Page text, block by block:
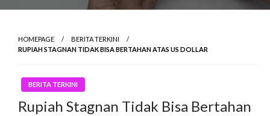
HOMEPAGE
BERITA TERKINI
RUPIAH STAGNAN TIDAK BISA BERTAHAN ATAS US DOLLAR
BERITA TERKINI
Rupiah Stagnan Tidak Bisa Bertahan